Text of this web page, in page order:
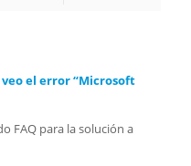
el error “Microsoft
FAQ para la solución a